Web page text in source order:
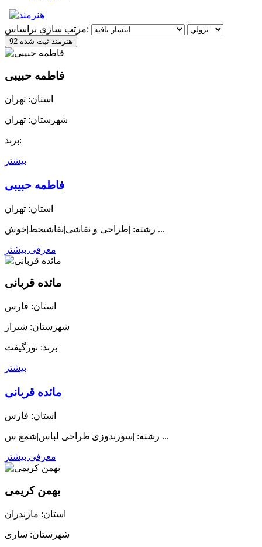
مرتب سازي براساس:
92 هنرمند ثبت شده
فاطمه حبیبی
استان: تهران
شهرستان: تهران
برند:
بیشتر
فاطمه حبیبی
استان: تهران
رشته: |طراحی و نقاشی|نقاشیخط|خوش ...
معرفی بیشتر
مائده قربانی
استان: فارس
شهرستان: شیراز
برند: نورگیفت
بیشتر
مائده قربانی
استان: فارس
رشته: |سوزندوزی|طراحی لباس|شمع س ...
معرفی بیشتر
بهمن کریمی
استان: مازندران
شهرستان: ساری